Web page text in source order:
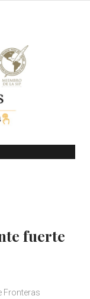
fuerte
Fronteras